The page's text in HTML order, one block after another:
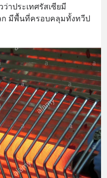
าประเทศรัสเซียมี
มีพื้นที่ครอบคลุมทั้งทวีป